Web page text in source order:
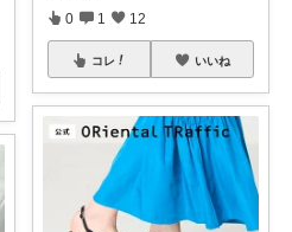
0 1 12
コレ いいね